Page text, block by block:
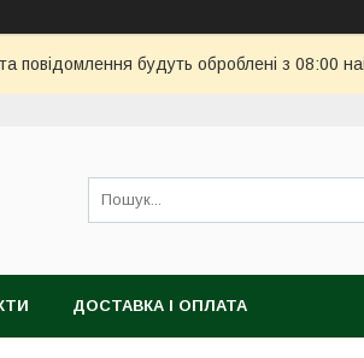
повідомлення будуть оброблені з 08:00
ДОСТАВКА І ОПЛАТА